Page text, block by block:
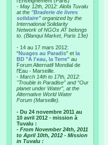
- May 12th, 2012: Alofa Tuvalu
at the "Braderie de livres
solidaire"organized by the
International Solidarity
Network of NGOs AT belongs
to. (Blanqui Market, Paris 13e)
- 14 au 17 mars 2012:
"Nuages au Paradis" et la
BD "A l'eau, la Terre" au
Forum Alternatif Mondial de
l'Eau - Marseille.
- March 14th to 17th, 2012:
"Trouble in Paradise” and “Our
planet under Water”, at the
Alternative World Water
Forum (Marseille).
- Du 24 novembre 2011 au
10 avril 2012 - mission à
Tuvalu :
- From November 24th, 2011
to April 10th, 2012 - Mission
in Tuvalu :